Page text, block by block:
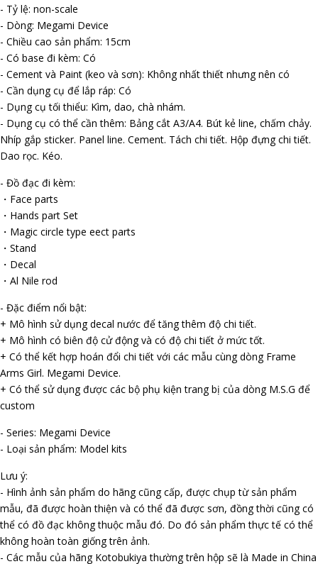
- Tỷ lệ: non-scale
- Dòng: Megami Device
- Chiều cao sản phẩm: 15cm
- Có base đi kèm: Có
- Cement và Paint (keo và sơn): Không nhất thiết nhưng nên có
- Cần dụng cụ để lắp ráp: Có
- Dụng cụ tối thiểu: Kìm, dao, chà nhám.
- Dụng cụ có thể cần thêm: Bảng cắt A3/A4. Bút kẻ line, chấm chảy.
Nhíp gắp sticker. Panel line. Cement. Tách chi tiết. Hộp đựng chi tiết.
Dao rọc. Kéo.
- Đồ đạc đi kèm:
・Face parts
・Hands part Set
・Magic circle type effect parts
・Stand
・Decal
・Al Nile rod
- Đặc điểm nổi bật:
+ Mô hình sử dụng decal nước để tăng thêm độ chi tiết.
+ Mô hình có biên độ cử động và có độ chi tiết ở mức tốt.
+ Có thể kết hợp hoán đổi chi tiết với các mẫu cùng dòng Frame
Arms Girl. Megami Device.
+ Có thể sử dụng được các bộ phụ kiện trang bị của dòng M.S.G để
custom
- Series: Megami Device
- Loại sản phẩm: Model kits
Lưu ý:
- Hình ảnh sản phẩm do hãng cũng cấp, được chụp từ sản phẩm
mẫu, đã được hoàn thiện và có thể đã được sơn, đồng thời cũng có
thể có đồ đạc không thuộc mẫu đó. Do đó sản phẩm thực tế có thể
không hoàn toàn giống trên ảnh.
- Các mẫu của hãng Kotobukiya thường trên hộp sẽ là Made in China